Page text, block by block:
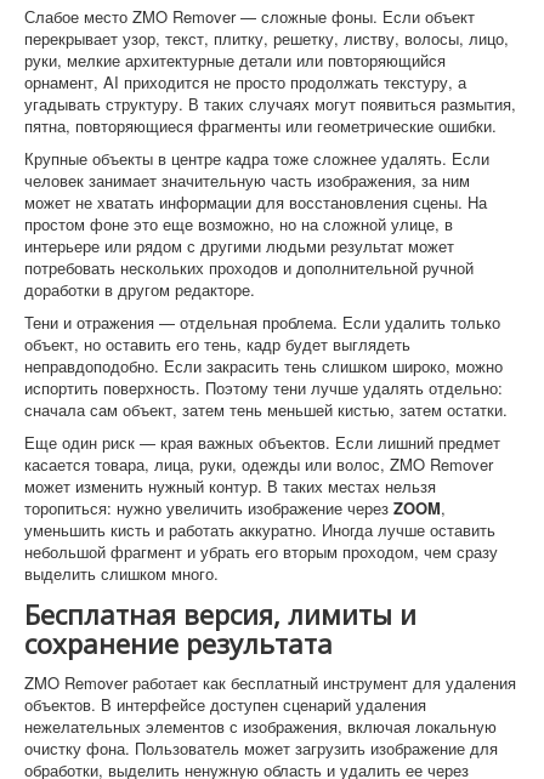
Слабое место ZMO Remover — сложные фоны. Если объект
перекрывает узор, текст, плитку, решетку, листву, волосы, лицо,
руки, мелкие архитектурные детали или повторяющийся
орнамент, AI приходится не просто продолжать текстуру, а
угадывать структуру. В таких случаях могут появиться размытия,
пятна, повторяющиеся фрагменты или геометрические ошибки.
Крупные объекты в центре кадра тоже сложнее удалять. Если
человек занимает значительную часть изображения, за ним
может не хватать информации для восстановления сцены. На
простом фоне это еще возможно, но на сложной улице, в
интерьере или рядом с другими людьми результат может
потребовать нескольких проходов и дополнительной ручной
доработки в другом редакторе.
Тени и отражения — отдельная проблема. Если удалить только
объект, но оставить его тень, кадр будет выглядеть
неправдоподобно. Если закрасить тень слишком широко, можно
испортить поверхность. Поэтому тени лучше удалять отдельно:
сначала сам объект, затем тень меньшей кистью, затем остатки.
Еще один риск — края важных объектов. Если лишний предмет
касается товара, лица, руки, одежды или волос, ZMO Remover
может изменить нужный контур. В таких местах нельзя
торопиться: нужно увеличить изображение через ZOOM,
уменьшить кисть и работать аккуратно. Иногда лучше оставить
небольшой фрагмент и убрать его вторым проходом, чем сразу
выделить слишком много.
Бесплатная версия, лимиты и
сохранение результата
ZMO Remover работает как бесплатный инструмент для удаления
объектов. В интерфейсе доступен сценарий удаления
нежелательных элементов с изображения, включая локальную
очистку фона. Пользователь может загрузить изображение для
обработки, выделить ненужную область и удалить ее через